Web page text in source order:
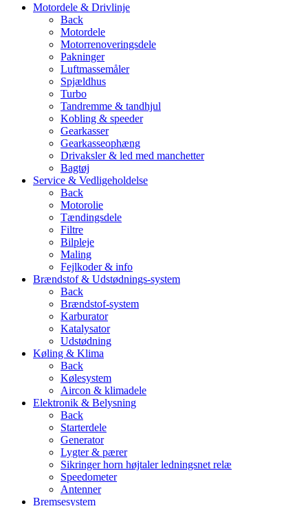
Motordele & Drivlinje
Back
Motordele
Motorrenoveringsdele
Pakninger
Luftmassemåler
Spjældhus
Turbo
Tandremme & tandhjul
Kobling & speeder
Gearkasser
Gearkasseophæng
Drivaksler & led med manchetter
Bagtøj
Service & Vedligeholdelse
Back
Motorolie
Tændingsdele
Filtre
Bilpleje
Maling
Fejlkoder & info
Brændstof & Udstødnings-system
Back
Brændstof-system
Karburator
Katalysator
Udstødning
Køling & Klima
Back
Kølesystem
Aircon & klimadele
Elektronik & Belysning
Back
Starterdele
Generator
Lygter & pærer
Sikringer horn højtaler ledningsnet relæ
Speedometer
Antenner
Bremsesystem